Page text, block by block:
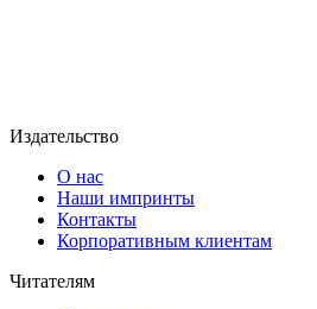
Издательство
О нас
Наши импринты
Контакты
Корпоративным клиентам
Читателям